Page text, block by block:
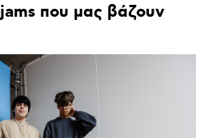
jams που μας βάζουν